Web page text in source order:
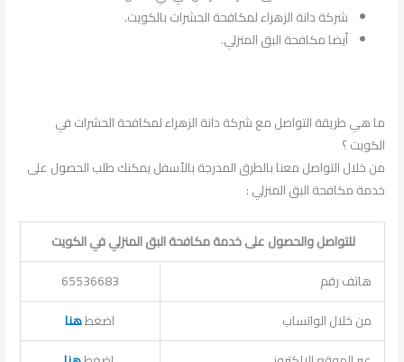
شركة دانة الزهراء لمكافحة الحشرات بالكويت.
أيضا مكافحة البق المنزلي.
ما هي طريقة التواصل مع شركة دانة الزهراء لمكافحة الحشرات في
الكويت ؟
من خلال التواصل معنا بالطرق المدرجة بالأسفل يمكنك طلب الحصول على
خدمة مكافحة البق المنزلي :
للتواصل والحصول على خدمة مكافحة البق المنزلي في الكويت
هاتف رقم
65536683
من خلال الواتساب
اضغطهنا